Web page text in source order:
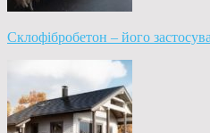
Склофібробетон – його